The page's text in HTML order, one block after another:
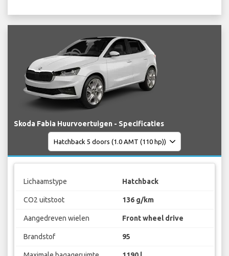
Skoda Fabia Huurvoertuigen - Specificaties
Lichaamstype Hatchback
CO2 uitstoot 136 g/km
Aangedreven wielen Front wheel drive
Brandstof 95